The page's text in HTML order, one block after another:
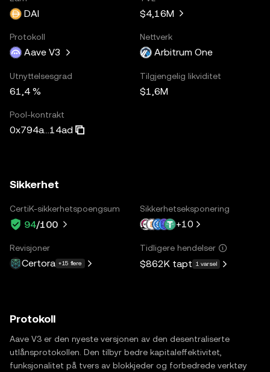
DAI $4,16M
Protokoll
Aave V3
Nettverk
Arbitrum One
Utnyttelsesgrad
61,4 %
Tilgjengelig likviditet
$1,6M
Pool-kontrakt
0x794a...14ad
Sikkerhet
CertiK-sikkerhetspoengsum
94/100
Sikkerhetseksponering
+10
Revisjoner
Certora +15 flere
Tidligere hendelser
$862K tapt 1 varsel
Protokoll
Aave V3 er den nyeste versjonen av den desentraliserte
utlånsprotokollen. Den tilbyr bedre kapitaleffektivitet,
funksjonalitet på tvers av blokkjeder og forbedrede verktøy